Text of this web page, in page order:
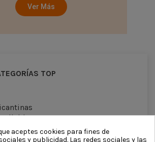
Ver Más
TOP
aceptes cookies para fines de
y publicidad. Las redes sociales y las